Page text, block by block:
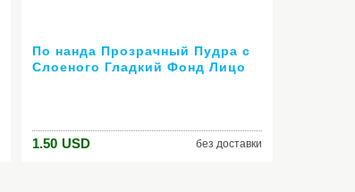
По нанда Прозрачный Пудра с
Слоеного Гладкий Фонд Лицо
1.50 USD без доставки